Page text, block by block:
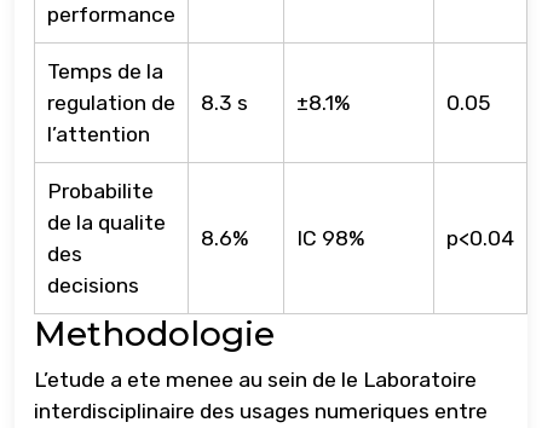
performance
Temps de la
regulation de
l’attention
8.3 s ±8.1% 0.05
Probabilite
de la qualite
des
decisions
8.6% IC 98% p<0.04
Methodologie
L’etude a ete menee au sein de le Laboratoire
interdisciplinaire des usages numeriques entre